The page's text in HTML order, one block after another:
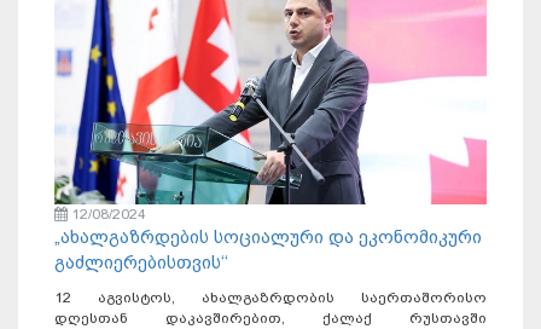
12/08/2024
„ახალგაზრდების სოციალური და ეკონომიკური
გაძლიერებისთვის‘‘
12 აგვისტოს, ახალგაზრდობის საერთაშორისო
დღესთან დაკავშირებით, ქალაქ რუსთავში